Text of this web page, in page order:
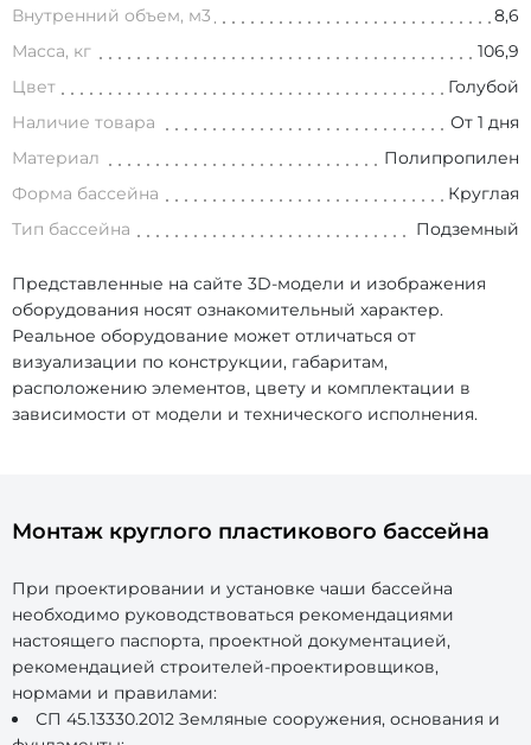
Внутренний объем, м3
8,6
Масса, кг
106,9
Цвет
Голубой
Наличие товара
От 1 дня
Материал
Полипропилен
Форма бассейна
Круглая
Тип бассейна
Подземный
Представленные на сайте 3D-модели и изображения
оборудования носят ознакомительный характер.
Реальное оборудование может отличаться от
визуализации по конструкции, габаритам,
расположению элементов, цвету и комплектации в
зависимости от модели и технического исполнения.
Монтаж круглого пластикового бассейна
При проектировании и установке чаши бассейна
необходимо руководствоваться рекомендациями
настоящего паспорта, проектной документацией,
рекомендацией строителей-проектировщиков,
нормами и правилами:
СП 45.13330.2012 Земляные сооружения, основания и